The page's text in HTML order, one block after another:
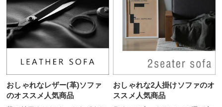
おしゃれなレザー(革)ソファ
のオススメ人気商品
おしゃれな2人掛けソファのオ
ススメ人気商品